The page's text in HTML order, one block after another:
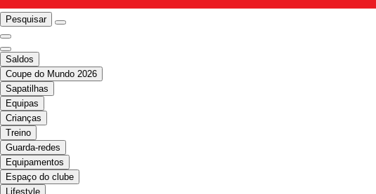
Pesquisar
Saldos
Coupe do Mundo 2026
Sapatilhas
Equipas
Crianças
Treino
Guarda-redes
Equipamentos
Espaço do clube
Lifestyle